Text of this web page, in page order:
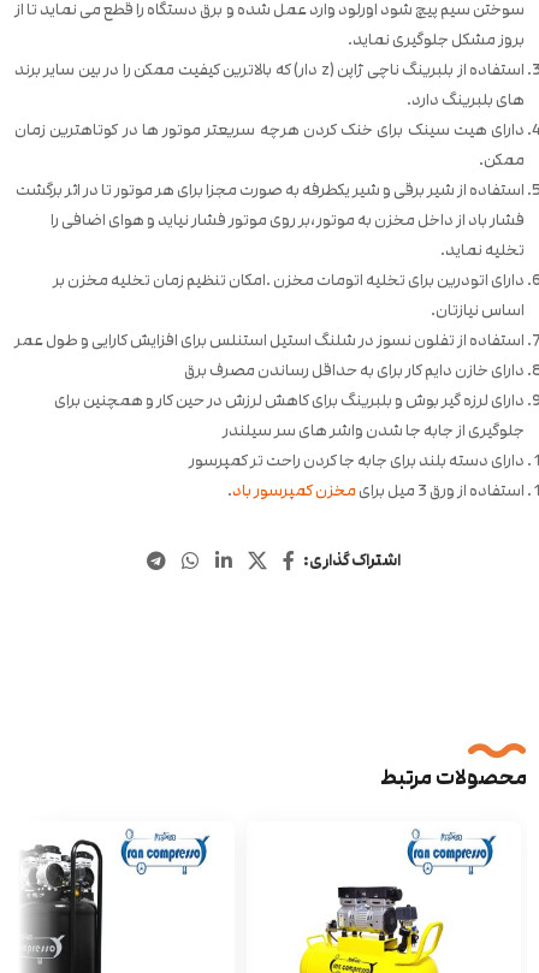
سوختن سیم پیچ شود اورلود وارد عمل شده و برق دستگاه را قطع می نماید تا از
بروز مشکل جلوگیری نماید.
استفاده از بلبرینگ ناچی ژاپن (z دار) که بالاترین کیفیت ممکن را در بین سایر برند
های بلبرینگ دارد.
دارای هیت سینک برای خنک کردن هرچه سریعتر موتور ها در کوتاهترین زمان
ممکن.
استفاده از شیر برقی و شیر یکطرفه به صورت مجزا برای هر موتور تا در اثر برگشت
فشار باد از داخل مخزن به موتور،بر روی موتور فشار نیاید و هوای اضافی را
تخلیه نماید.
دارای اتودرین برای تخلیه اتومات مخزن .امکان تنظیم زمان تخلیه مخزن بر
اساس نیازتان.
استفاده از تفلون نسوز در شلنگ استیل استنلس برای افزایش کارایی و طول عمر
دارای خازن دایم کار برای به حداقل رساندن مصرف برق
دارای لرزه گیر بوش و بلبرینگ برای کاهش لرزش در حین کار و همچنین برای
جلوگیری از جابه جا شدن واشر های سر سیلندر
دارای دسته بلند برای جابه جا کردن راحت تر کمپرسور
استفاده از ورق 3 میل برای
مخزن کمپرسور باد.
اشتراک گذاری:
محصولات مرتبط